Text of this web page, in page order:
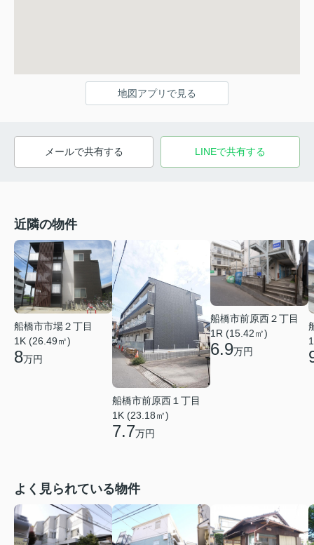
地図アプリで見る
メールで共有する LINEで共有する
近隣の物件
船橋市市場２丁目
1K (26.49㎡)
8万円
船橋市前原西１丁目
1K (23.18㎡)
7.7万円
船橋市前原西２丁目
1R (15.42㎡)
6.9万円
よく見られている物件